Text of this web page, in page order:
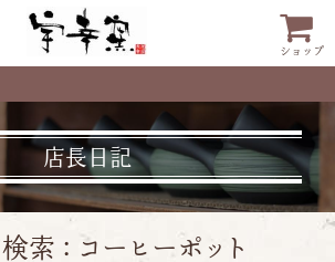
ショップ
店長日記
索 : コーヒーポット